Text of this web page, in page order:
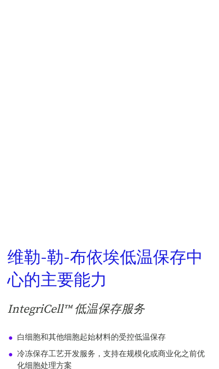
维勒-勒-布依埃低温保存中
心的主要能力
IntegriCell™ 低温保存服务
白细胞和其他细胞起始材料的受控低温保存
冷冻保存工艺开发服务，支持在规模化或商业化之前优
化细胞处理方案